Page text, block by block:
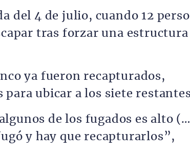
del 4 de julio, cuando 12
tras forzar una estructura
ya fueron recapturados,
ubicar a los siete
de los fugados es alto
y hay que recapturarlos”,